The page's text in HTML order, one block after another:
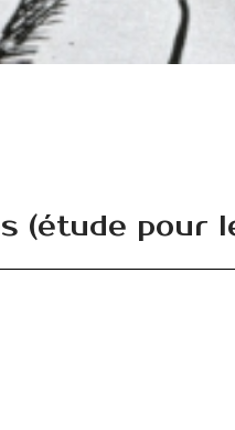
(étude pour